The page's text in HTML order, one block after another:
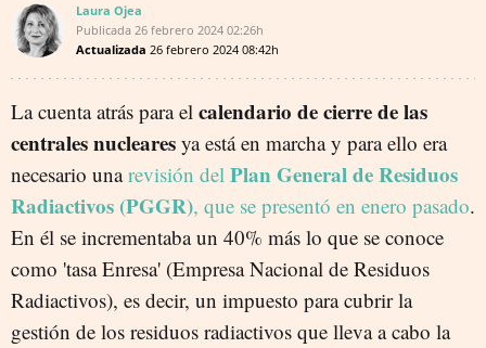
Laura Ojea
Publicada 26 febrero 2024 02:26h
Actualizada 26 febrero 2024 08:42h
La cuenta atrás para el calendario de cierre de las
centrales nucleares ya está en marcha y para ello era
necesario unarevisión del Plan General de Residuos
Radiactivos (PGGR), que se presentó en enero pasado.
En él se incrementaba un 40% más lo que se conoce
como 'tasa Enresa' (Empresa Nacional de Residuos
Radiactivos), es decir, un impuesto para cubrir la
gestión de los residuos radiactivos que lleva a cabo la